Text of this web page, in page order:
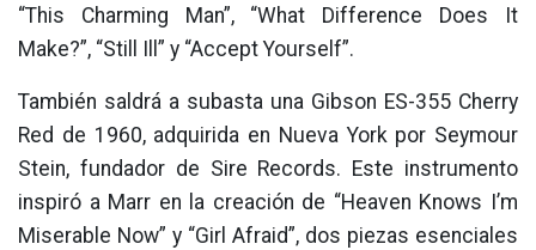
“This Charming Man”, “What Difference Does It
Make?”, “Still Ill” y “Accept Yourself”.
También saldrá a subasta una Gibson ES-355 Cherry
Red de 1960, adquirida en Nueva York por Seymour
Stein, fundador de Sire Records. Este instrumento
inspiró a Marr en la creación de “Heaven Knows I’m
Miserable Now” y “Girl Afraid”, dos piezas esenciales